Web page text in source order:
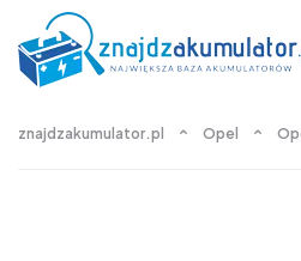
znajdzakumulator.pl Opel